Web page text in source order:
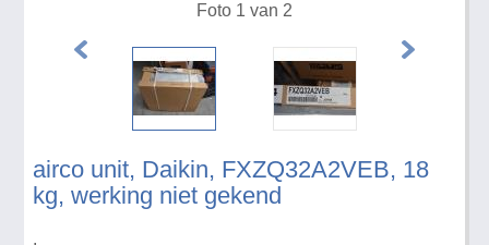
airco unit, Daikin, FXZQ32A2VEB, 18
kg, werking niet gekend
.
Foto 1 van 2